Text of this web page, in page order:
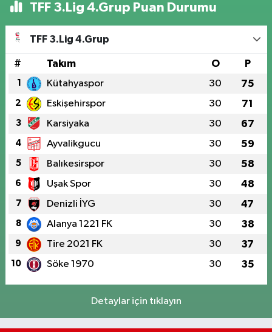
TFF 3.Lig 4.Grup Puan Durumu
TFF 3.Lig 4.Grup
# Takım O P
1 Kütahyaspor 30 75
2 Eskişehirspor 30 71
3 Karsiyaka 30 67
4 Ayvalikgucu 30 59
5 Balıkesirspor 30 58
6 Uşak Spor 30 48
7 Denizli İYG 30 47
8 Alanya 1221 FK 30 38
9 Tire 2021 FK 30 37
10 Söke 1970 30 35
Detaylar için tıklayın